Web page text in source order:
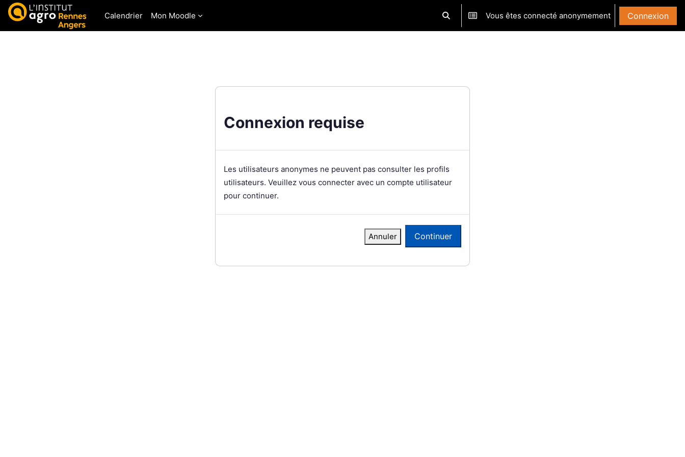
Passer au contenu principal
Calendrier
Mon Moodle Activer/désactiver la saisie de recherche
Vous êtes connecté anonymement Connexion
Connexion requise
Les utilisateurs anonymes ne peuvent pas consulter les profils
utilisateurs. Veuillez vous connecter avec un compte utilisateur
pour continuer.
Annuler Continuer